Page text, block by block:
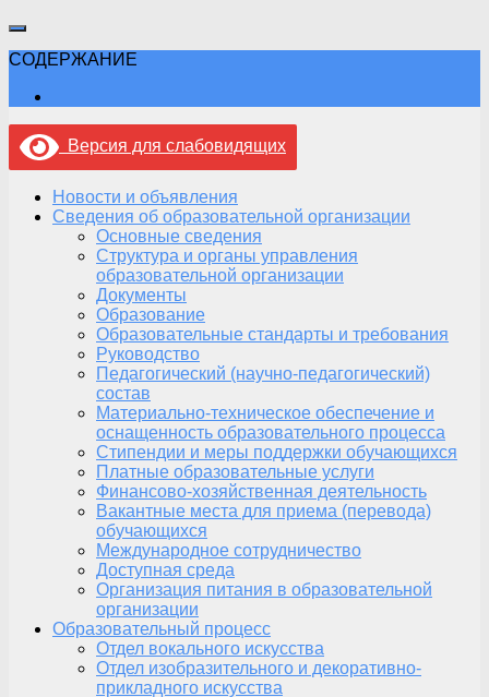
СОДЕРЖАНИЕ
Версия для слабовидящих
Новости и объявления
Сведения об образовательной организации
Основные сведения
Структура и органы управления
образовательной организации
Документы
Образование
Образовательные стандарты и требования
Руководство
Педагогический (научно-педагогический)
состав
Материально-техническое обеспечение и
оснащенность образовательного процесса
Стипендии и меры поддержки обучающихся
Платные образовательные услуги
Финансово-хозяйственная деятельность
Вакантные места для приема (перевода)
обучающихся
Международное сотрудничество
Доступная среда
Организация питания в образовательной
организации
Образовательный процесс
Отдел вокального искусства
Отдел изобразительного и декоративно-
прикладного искусства